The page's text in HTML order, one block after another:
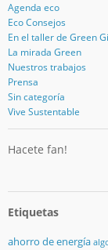
Agenda eco
Eco Consejos
En el taller de Green
La mirada Green
Nuestros trabajos
Prensa
Sin categoría
Vive Sustentable
Hacete fan!
Etiquetas
ahorro de energía